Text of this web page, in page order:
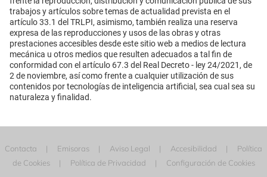
trabajos y artículos sobre temas de actualidad prevista en el
artículo 33.1 del TRLPI, asimismo, también realiza una reserva
expresa de las reproducciones y usos de las obras y otras
prestaciones accesibles desde este sitio web a medios de lectura
mecánica u otros medios que resulten adecuados a tal fin de
conformidad con el artículo 67.3 del Real Decreto - ley 24/2021, de
2 de noviembre, así como frente a cualquier utilización de sus
contenidos por tecnologías de inteligencia artificial, sea cual sea su
naturaleza y finalidad.
Contacta Emisoras Aviso Legal Accesibilidad
Política
de Cookies
Política de Privacidad Configuración de Cookies